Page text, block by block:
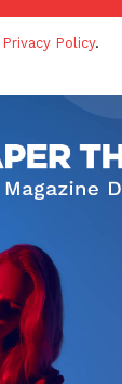
Privacy Policy.